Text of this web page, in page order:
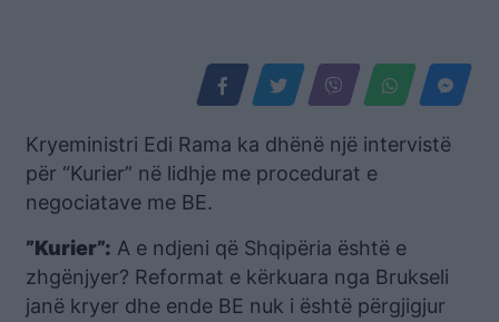
Kryeministri Edi Rama ka dhënë një intervistë
për “Kurier” në lidhje me procedurat e
negociatave me BE.
”Kurier”: A e ndjeni që Shqipëria është e
zhgënjyer? Reformat e kërkuara nga Brukseli
janë kryer dhe ende BE nuk i është përgjigjur